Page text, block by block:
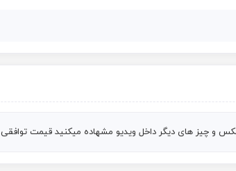
و چیز های دیگر داخل ویدیو مشهاده میکنید قیمت توافقی 11میلیون